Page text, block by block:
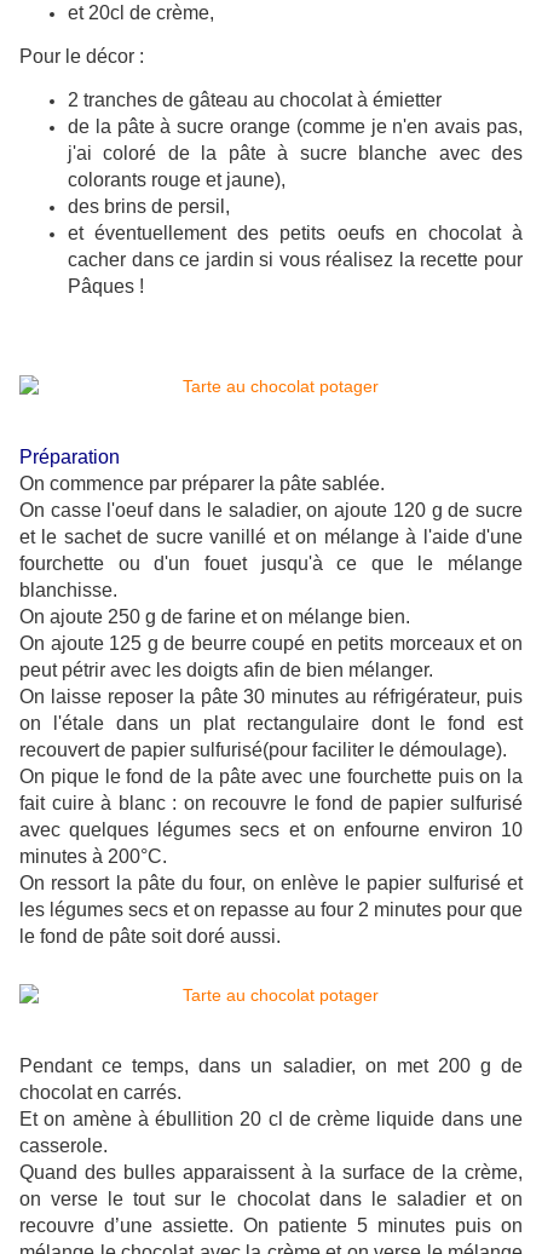
et 20cl de crème,
Pour le décor :
2 tranches de gâteau au chocolat à émietter
de la pâte à sucre orange (comme je n'en avais pas,
j'ai coloré de la pâte à sucre blanche avec des
colorants rouge et jaune),
des brins de persil,
et éventuellement des petits oeufs en chocolat à
cacher dans ce jardin si vous réalisez la recette pour
Pâques !
Préparation
On commence par préparer la pâte sablée.
On casse l'oeuf dans le saladier, on ajoute 120 g de sucre
et le sachet de sucre vanillé et on mélange à l'aide d'une
fourchette ou d'un fouet jusqu'à ce que le mélange
blanchisse.
On ajoute 250 g de farine et on mélange bien.
On ajoute 125 g de beurre coupé en petits morceaux et on
peut pétrir avec les doigts afin de bien mélanger.
On laisse reposer la pâte 30 minutes au réfrigérateur, puis
on l'étale dans un plat rectangulaire dont le fond est
recouvert de papier sulfurisé(pour faciliter le démoulage).
On pique le fond de la pâte avec une fourchette puis on la
fait cuire à blanc : on recouvre le fond de papier sulfurisé
avec quelques légumes secs et on enfourne environ 10
minutes à 200°C.
On ressort la pâte du four, on enlève le papier sulfurisé et
les légumes secs et on repasse au four 2 minutes pour que
le fond de pâte soit doré aussi.
Pendant ce temps, dans un saladier, on met 200 g de
chocolat en carrés.
Et on amène à ébullition 20 cl de crème liquide dans une
casserole.
Quand des bulles apparaissent à la surface de la crème,
on verse le tout sur le chocolat dans le saladier et on
recouvre d’une assiette. On patiente 5 minutes puis on